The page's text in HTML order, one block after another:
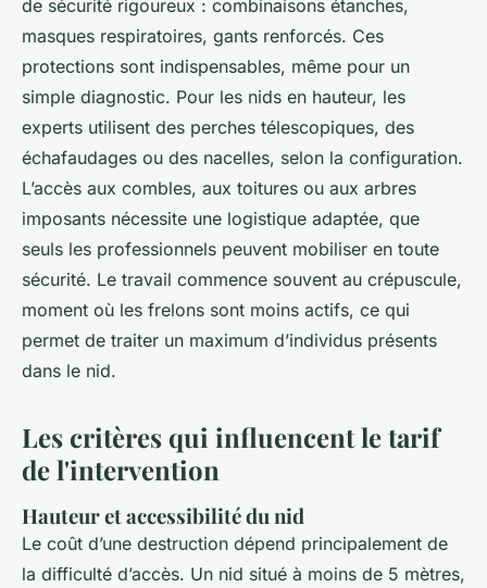
de sécurité rigoureux : combinaisons étanches,
masques respiratoires, gants renforcés. Ces
protections sont indispensables, même pour un
simple diagnostic. Pour les nids en hauteur, les
experts utilisent des perches télescopiques, des
échafaudages ou des nacelles, selon la configuration.
L’accès aux combles, aux toitures ou aux arbres
imposants nécessite une logistique adaptée, que
seuls les professionnels peuvent mobiliser en toute
sécurité. Le travail commence souvent au crépuscule,
moment où les frelons sont moins actifs, ce qui
permet de traiter un maximum d’individus présents
dans le nid.
Les critères qui influencent le tarif
de l'intervention
Hauteur et accessibilité du nid
Le coût d’une destruction dépend principalement de
la difficulté d’accès. Un nid situé à moins de 5 mètres,